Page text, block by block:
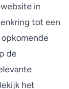
in
tot een
opkomende
de
het